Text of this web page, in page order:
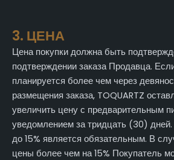
3. ЦЕНА
Цена покупки должна быть
подтверждении заказа Продавца.
планируется более чем через
размещения заказа, TOQUARTZ
увеличить цену с предварительным
уведомлением за тридцать (30)
до 15% является обязательным. В
цены более чем на 15% Покупатель